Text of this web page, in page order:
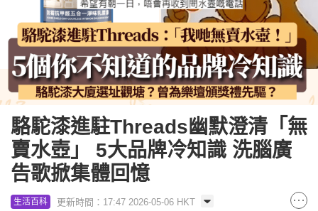
駱駝漆進駐Threads幽默澄清「無
賣水壺」 5大品牌冷知識 洗腦廣
告歌掀集體回憶
生活百科 更新時間：17:47 2026-05-06 HKT